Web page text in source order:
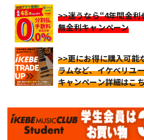
>>迷うなら“4年間金利
無金利キャンペーン
>>更にお得に購入可能
ラムなど、イケベリユ
キャンペーン詳細はこ